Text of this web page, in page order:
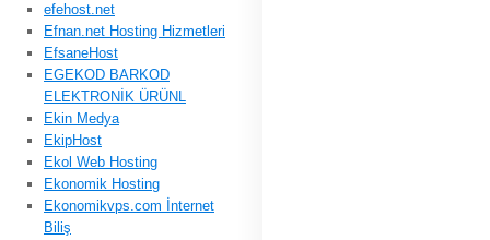
efehost.net
Efnan.net Hosting Hizmetleri
EfsaneHost
EGEKOD BARKOD
ELEKTRONİK ÜRÜNL
Ekin Medya
EkipHost
Ekol Web Hosting
Ekonomik Hosting
Ekonomikvps.com İnternet
Biliş